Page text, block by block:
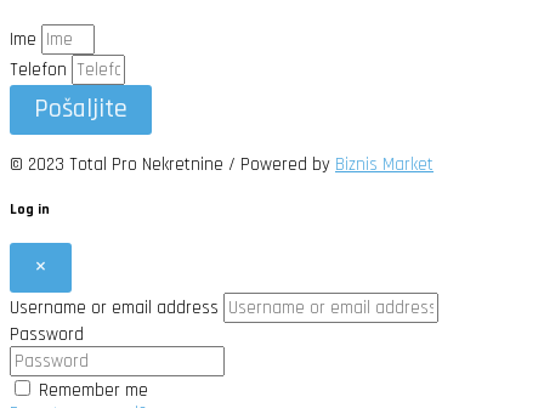
Ime
Telefon
Pošaljite
© 2023 Total Pro Nekretnine / Powered by Biznis Market
Log in
×
Username or email address
Password
Remember me